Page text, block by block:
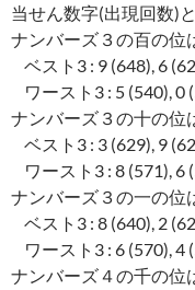
当せん数字(出現回数)
ナンバーズ３の百の位
ベスト3 : 9 (648), 6
ワースト3 : 5 (540), 0
ナンバーズ３の十の位
ベスト3 : 3 (629), 9
ワースト3 : 8 (571), 6
ナンバーズ３の一の位
ベスト3 : 8 (640), 2
ワースト3 : 6 (570), 4
ナンバーズ４の千の位